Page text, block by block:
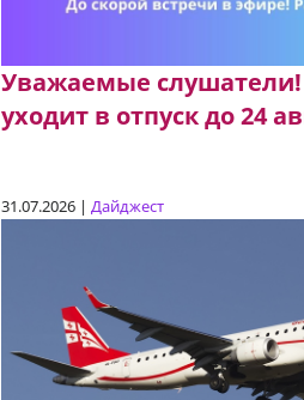
Уважаемые слушатели!
уходит в отпуск до 24
31.07.2026 | Дайджест